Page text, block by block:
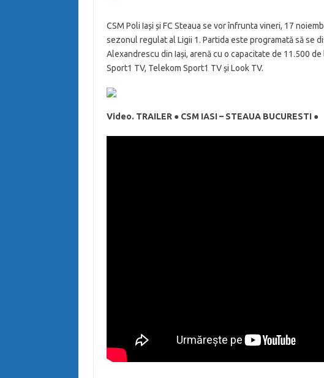
CSM Poli Iași și FC Steaua se vor înfrunta vineri, 17
sezonul regulat al Ligii 1. Partida este programată să se
Alexandrescu din Iași, arenă cu o capacitate de 11.500
Sport1 TV, Telekom Sport1 TV și Look TV.
Video. TRAILER ● CSM IASI – STEAUA BUCURESTI ●